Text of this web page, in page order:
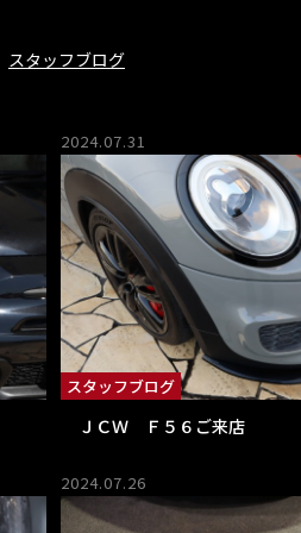
スタッフブログ
2024.07.31
スタッフブログ
ＪＣＷ Ｆ５６ご来店
2024.07.26